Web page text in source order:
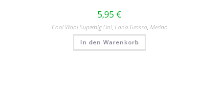
5,95 €
Cool Wool Superbig Uni, Lana Grossa, Merino
In den Warenkorb